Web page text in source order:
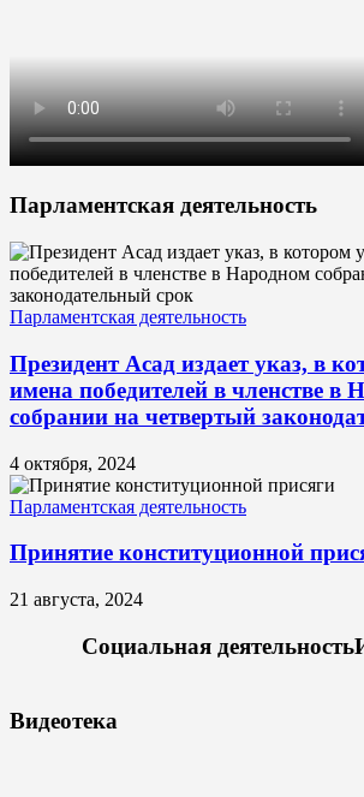
Парламентская деятельность
Парламентская деятельность
Президент Асад издает указ, в
имена победителей в членстве в
собрании на четвертый
4 октября, 2024
Парламентская деятельность
Принятие конституционной
21 августа, 2024
Социальная деятельность
Видеотека